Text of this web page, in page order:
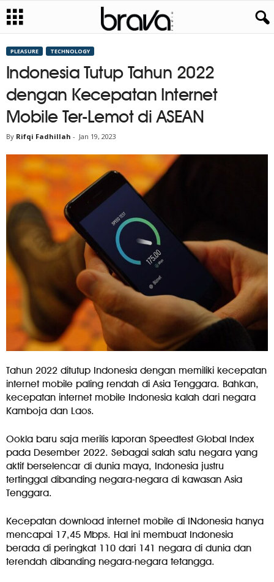
PLEASURE TECHNOLOGY
Indonesia Tutup Tahun 2022
dengan Kecepatan Internet
Mobile Ter-Lemot di ASEAN
By Rifqi Fadhillah - Jan 19, 2023
Tahun 2022 ditutup Indonesia dengan memiliki kecepatan
internet mobile paling rendah di Asia Tenggara. Bahkan,
kecepatan internet mobile Indonesia kalah dari negara
Kamboja dan Laos.
Ookla baru saja merilis laporan Speedtest Global Index
pada Desember 2022. Sebagai salah satu negara yang
aktif berselencar di dunia maya, Indonesia justru
tertinggal dibanding negara-negara di kawasan Asia
Tenggara.
Kecepatan download internet mobile di INdonesia hanya
mencapai 17,45 Mbps. Hal ini membuat Indonesia
berada di peringkat 110 dari 141 negara di dunia dan
terendah dibanding negara-negara tetangga.